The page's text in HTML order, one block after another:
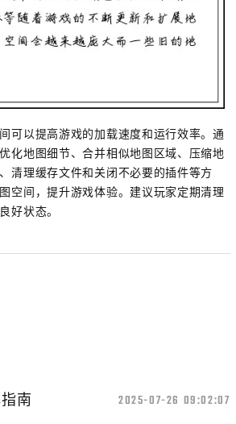
可以提高游戏的加载速度和运行效率。通
化地图细节、合并相似地图区域、压缩地
清理缓存文件和关闭不必要的插件等方
空间，提升游戏体验。建议玩家定期清理
好状态。
南 2025-07-26 09:02:07